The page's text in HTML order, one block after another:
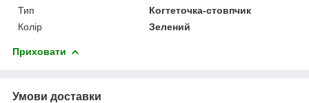
Тип
Когтеточка-стовпчик
Колір
Зелений
Приховати
Умови доставки